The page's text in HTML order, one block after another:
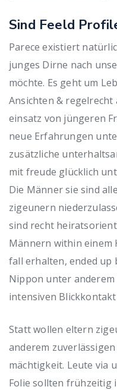
Sind Feeld
Parece existiert
junges Dirne nach
möchte. Es geht um
Ansichten &
einsatz von jüngeren
neue Erfahrungen
zusätzliche
mit freude glücklich
Die Männer sie sind
zigeunern
sind recht
Männern within einem
fall erhalten, ended up
Nippon unter
intensiven
Statt wollen eltern
anderem
mächtigkeit. Leute via
Folie sollten frühzeitig